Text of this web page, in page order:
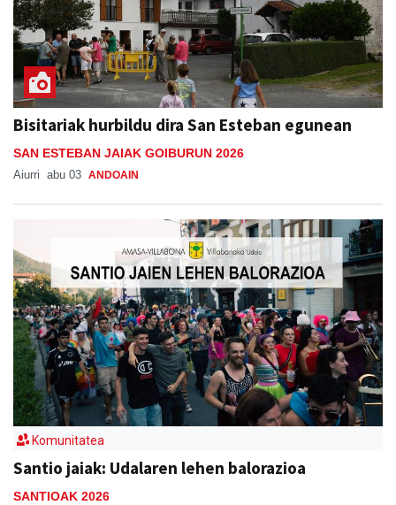
Bisitariak hurbildu dira San Esteban egunean
SAN ESTEBAN JAIAK GOIBURUN 2026
Aiurri abu 03 ANDOAIN
Komunitatea
Santio jaiak: Udalaren lehen balorazioa
SANTIOAK 2026